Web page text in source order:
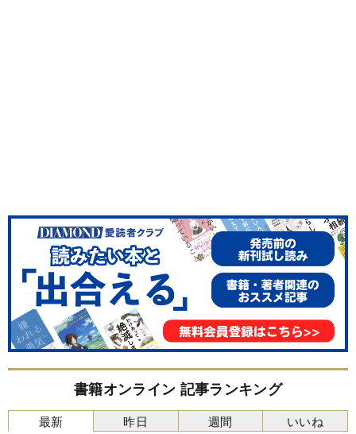
書籍オンライン 記事ランキング
最新 昨日 週間 いいね